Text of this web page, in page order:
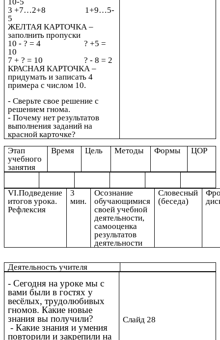
3 +7…2+8 1+9…5-
5
ЖЕЛТАЯ КАРТОЧКА –
заполнить пропуски
10 - ? = 4 ? +5 =
10
7 + ? = 10 ? - 8 = 2
КРАСНАЯ КАРТОЧКА –
придумать и записать 4
примера с числом 10.
- Сверьте свое решение с
решением гнома.
- Почему нет результатов
выполнения заданий на
красной карточке?
Этап
учебного
занятия
Время Цель Методы Формы ЦОР
VI.Подведение
итогов урока.
Рефлексия
3
мин.
Осознание
обучающимися
своей учебной
деятельности,
самооценка
результатов
деятельности
Словесный
(беседа)
Деятельность учителя
- Сегодня на уроке мы с
вами были в гостях у
весёлых, трудолюбивых
гномов. Какие новые
знания вы получили?
- Какие знания и умения
повторили и закрепили на
Слайд 28